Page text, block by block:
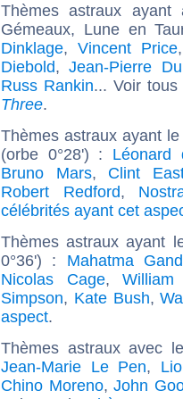
Thèmes astraux
Gémeaux, Lune en
Dinklage, Vincent Price
Diebold,Jean-Pierre
Russ Rankin... Voir
Three.
Thèmes astraux ayant
(orbe 0°28') : Léonard
Bruno Mars, Clint
Robert Redford,
célébrités ayant cet
Thèmes astraux ayant
0°36') : Mahatma
Nicolas Cage, William
Simpson, Kate Bush,
aspect.
Thèmes astraux avec
Jean-Marie Le Pen,
Chino Moreno,John